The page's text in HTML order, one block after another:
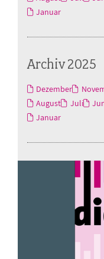
Januar
Archiv 2025
Dezember
August
Juli
Januar